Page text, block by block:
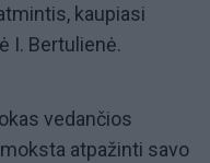
kaupiasi
I. Bertulienė.
vedančios
atpažinti savo